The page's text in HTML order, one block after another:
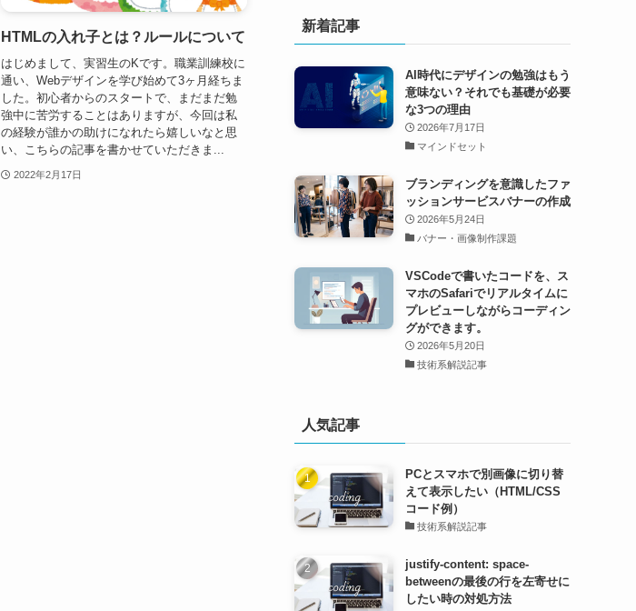
HTMLの入れ子とは？ルールについて
はじめまして、実習生のKです。職業訓練校に
通い、Webデザインを学び始めて3ヶ月経ちま
した。初心者からのスタートで、まだまだ勉
強中に苦労することはありますが、今回は私
の経験が誰かの助けになれたら嬉しいなと思
い、こちらの記事を書かせていただきま...
2022年2月17日
新着記事
AI時代にデザインの勉強はもう
意味ない？それでも基礎が必要
な3つの理由
2026年7月17日
マインドセット
ブランディングを意識したファ
ッションサービスバナーの作成
2026年5月24日
バナー・画像制作課題
VSCodeで書いたコードを、ス
マホのSafariでリアルタイムに
プレビューしながらコーディン
グができます。
2026年5月20日
技術系解説記事
人気記事
PCとスマホで別画像に切り替
えて表示したい（HTML/CSS
コード例）
技術系解説記事
justify-content: space-
betweenの最後の行を左寄せに
したい時の対処方法